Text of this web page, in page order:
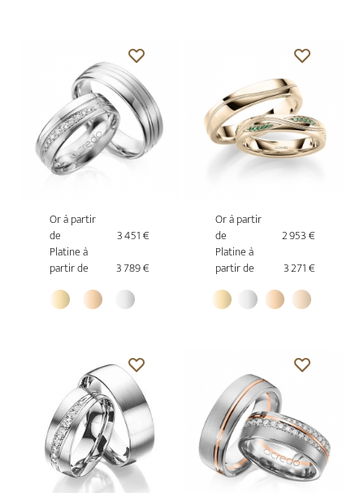
Or à partir
de
3 451 €
Platine à
partir de
3 789 €
Or à partir
de
2 953 €
Platine à
partir de
3 271 €